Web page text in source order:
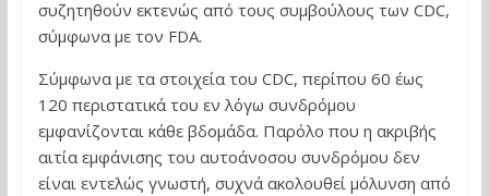
συζητηθούν εκτενώς από τους συμβούλους των CDC,
σύμφωνα με τον FDA.
Σύμφωνα με τα στοιχεία του CDC, περίπου 60 έως
120 περιστατικά του εν λόγω συνδρόμου
εμφανίζονται κάθε βδομάδα. Παρόλο που η ακριβής
αιτία εμφάνισης του αυτοάνοσου συνδρόμου δεν
είναι εντελώς γνωστή, συχνά ακολουθεί μόλυνση από